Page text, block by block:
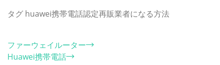
タグ huawei携帯電話認定再販業者になる方法
ファーウェイルーター
Huawei携帯電話